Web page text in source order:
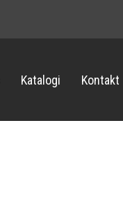
Katalogi Kontakt